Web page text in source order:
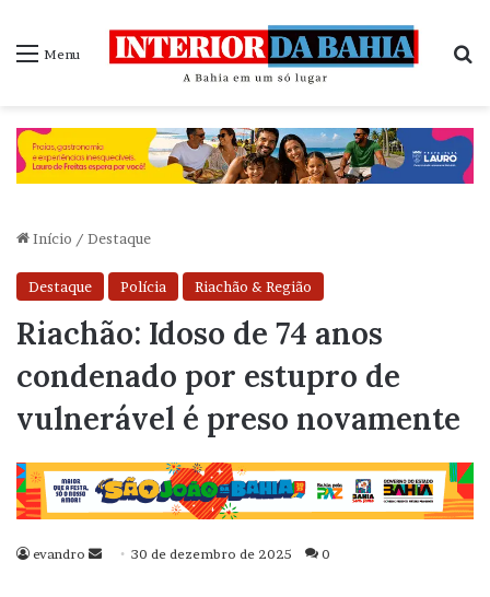
Menu
Início / Destaque
Destaque Polícia Riachão & Região
Riachão: Idoso de 74 anos
condenado por estupro de
vulnerável é preso novamente
evandro
Mande30 de dezembro de 2025 0